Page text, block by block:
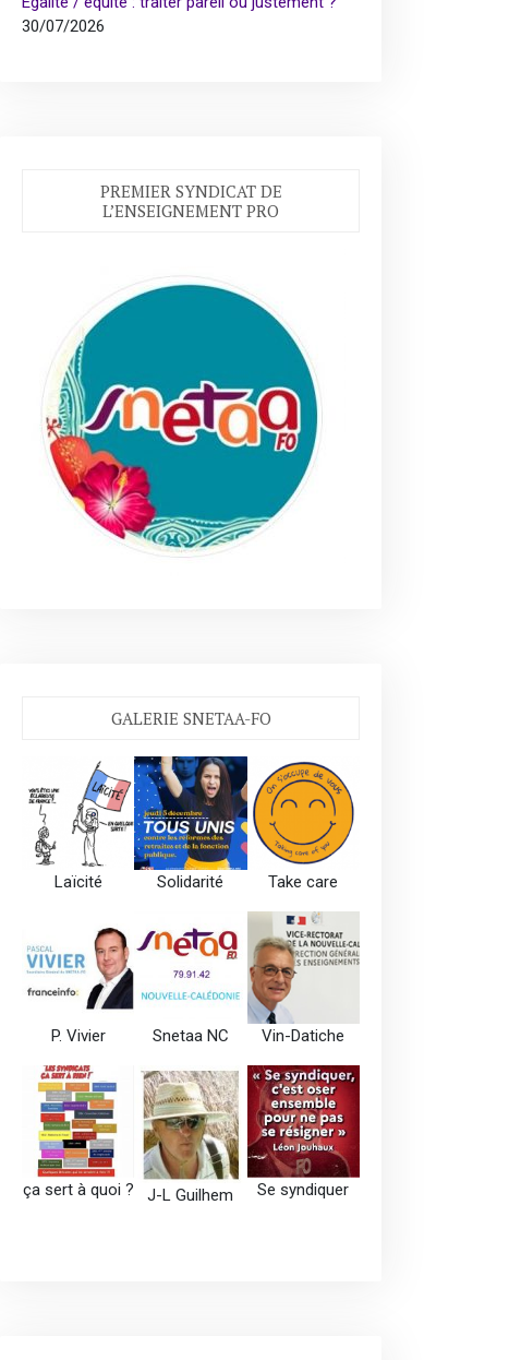
30/07/2026
PREMIER SYNDICAT DE
L’ENSEIGNEMENT PRO
GALERIE SNETAA-FO
Laïcité Solidarité Take care
P. Vivier Snetaa NC Vin-Datiche
ça sert à quoi ? J-L Guilhem Se syndiquer